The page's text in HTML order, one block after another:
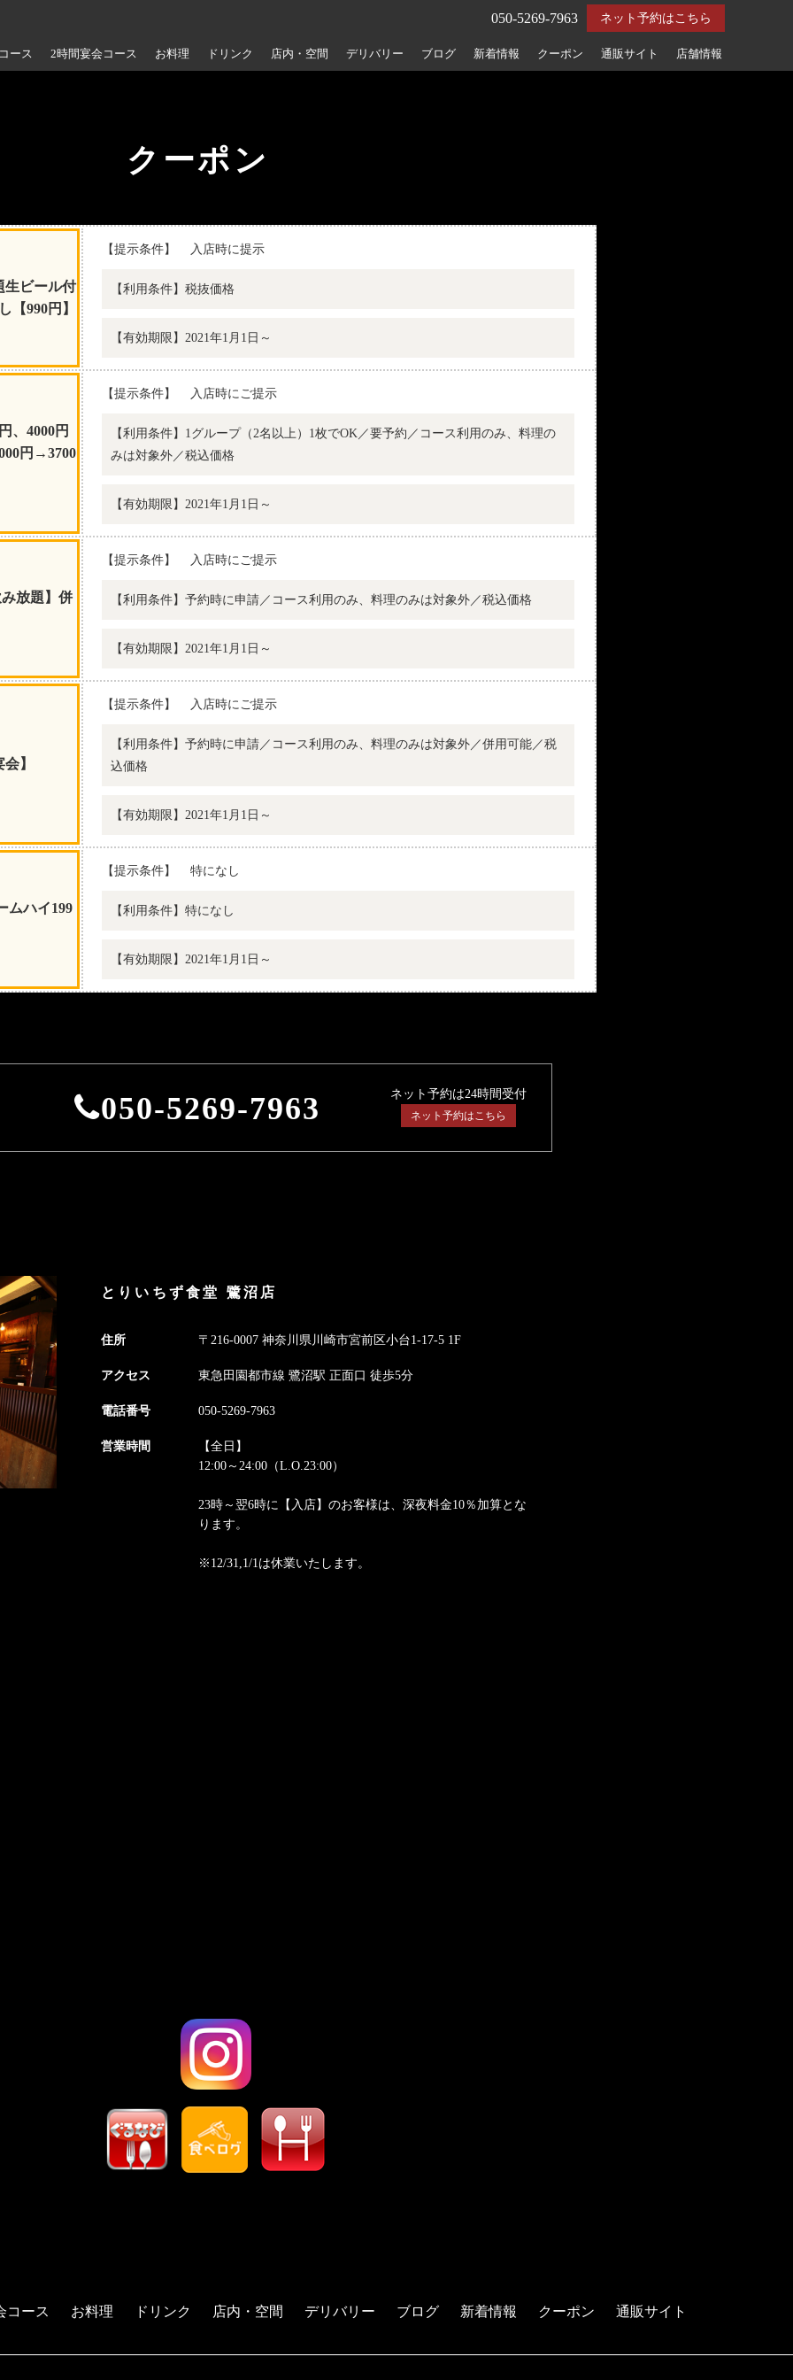
ネット予約はこちら
050-5269-7963
ース 2時間宴会コース お料理 ドリンク 店内・空間 デリバリー ブログ 新着情報 クーポン 通販サイト 店舗情報
クーポン
生ビール付
【990円】
【提示条件】 入店時に提示
【利用条件】税抜価格
【有効期限】2021年1月1日～
、4000円
円→3700
【提示条件】 入店時にご提示
【利用条件】1グループ（2名以上）1枚でOK／要予約／コース利用のみ、料理の
みは対象外／税込価格
【有効期限】2021年1月1日～
放題】併
【提示条件】 入店時にご提示
【利用条件】予約時に申請／コース利用のみ、料理のみは対象外／税込価格
【有効期限】2021年1月1日～
】
【提示条件】 入店時にご提示
【利用条件】予約時に申請／コース利用のみ、料理のみは対象外／併用可能／税
込価格
【有効期限】2021年1月1日～
ムハイ199
【提示条件】 特になし
【利用条件】特になし
【有効期限】2021年1月1日～
050-5269-7963 ネット予約は24時間受付
ネット予約はこちら
とりいちず食堂 鷺沼店
住所 〒216-0007 神奈川県川崎市宮前区小台1-17-5 1F
アクセス 東急田園都市線 鷺沼駅 正面口 徒歩5分
電話番号 050-5269-7963
営業時間
【全日】
12:00～24:00（L.O.23:00）
23時～翌6時に【入店】のお客様は、深夜料金10％加算とな
ります。
※12/31,1/1は休業いたします。
コース お料理 ドリンク 店内・空間 デリバリー ブログ 新着情報 クーポン 通販サイト